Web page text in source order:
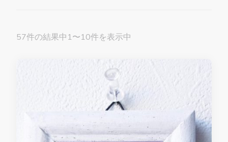
57件の結果中1〜10件を表示中